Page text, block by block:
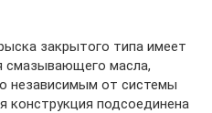
закрытого типа имеет
смазывающего масла,
независимым от системы
конструкция подсоединена